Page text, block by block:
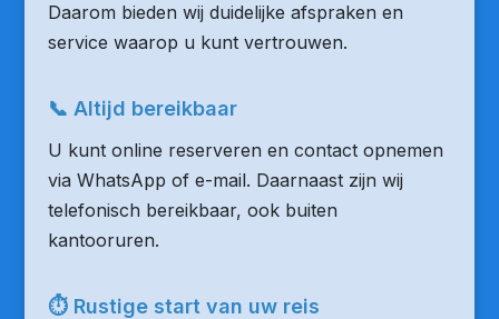
Daarom bieden wij duidelijke afspraken en
service waarop u kunt vertrouwen.
📞 Altijd bereikbaar
U kunt online reserveren en contact opnemen
via WhatsApp of e-mail. Daarnaast zijn wij
telefonisch bereikbaar, ook buiten
kantooruren.
⏱ Rustige start van uw reis